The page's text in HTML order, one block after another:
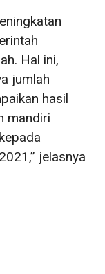
Hal ini,
jumlah
hasil
mandiri
jelasnya